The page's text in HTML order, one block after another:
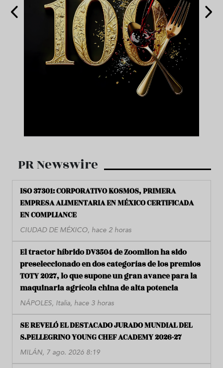
PR Newswire
ISO 37301: CORPORATIVO KOSMOS, PRIMERA
EMPRESA ALIMENTARIA EN MÉXICO CERTIFICADA
EN COMPLIANCE
CIUDAD DE MÉXICO, hace 2 horas
El tractor híbrido DV3504 de Zoomlion ha sido
preseleccionado en dos categorías de los premios
TOTY 2027, lo que supone un gran avance para la
maquinaria agrícola china de alta potencia
NÁPOLES, Italia, hace 3 horas
SE REVELÓ EL DESTACADO JURADO MUNDIAL DEL
S.PELLEGRINO YOUNG CHEF ACADEMY 2026-27
MILÁN, 7 ago. 2026 8:19